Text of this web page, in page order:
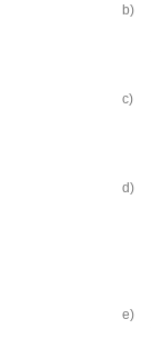
b)
c)
d)
e)